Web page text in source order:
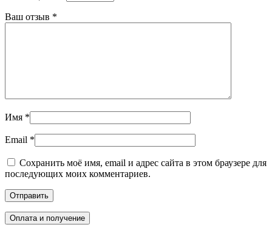
Ваш отзыв *
Имя *
Email *
Сохранить моё имя, email и адрес сайта в этом браузере для
последующих моих комментариев.
Оплата и получение